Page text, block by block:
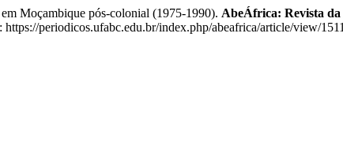
Moçambique pós-colonial (1975-1990). AbeÁfrica: Revista da
periodicos.ufabc.edu.br/index.php/abeafrica/article/view/